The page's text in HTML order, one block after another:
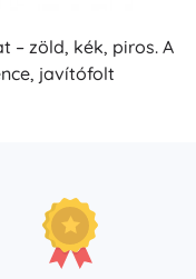
– zöld, kék, piros. A
javítófolt